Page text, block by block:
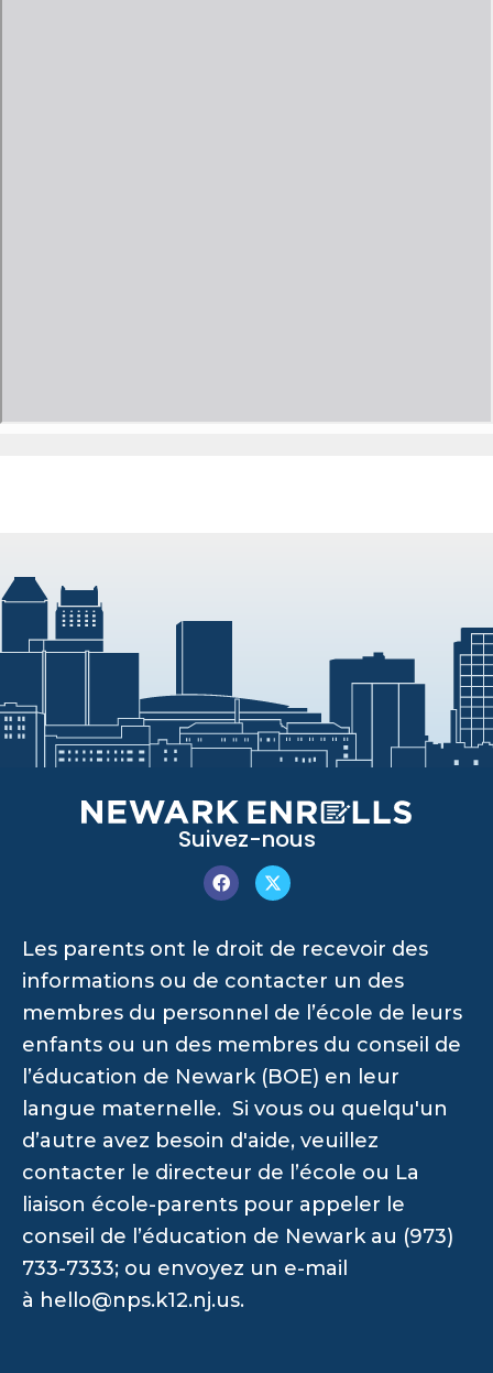
Suivez-nous
Les parents ont le droit de recevoir des
informations ou de contacter un des
membres du personnel de l’école de leurs
enfants ou un des membres du conseil de
l’éducation de Newark (BOE) en leur
langue maternelle. Si vous ou quelqu'un
d’autre avez besoin d'aide, veuillez
contacter le directeur de l’école ou La
liaison école-parents pour appeler le
conseil de l’éducation de Newark au (973)
733-7333; ou envoyez un e-mail
à hello@nps.k12.nj.us.